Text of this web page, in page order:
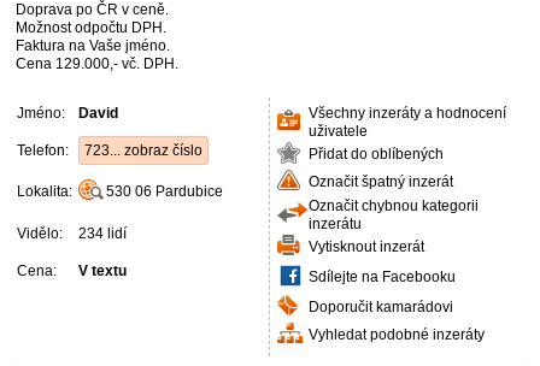
Doprava po ČR v ceně.
Možnost odpočtu DPH.
Faktura na Vaše jméno.
Cena 129.000,- vč. DPH.
Jméno: David
Telefon: 723... zobraz číslo
Lokalita: 530 06 Pardubice
Vidělo: 234 lidí
Cena: V textu
Všechny inzeráty a hodnocení
uživatele
Přidat do oblíbených
Označit špatný inzerát
Označit chybnou kategorii
inzerátu
Vytisknout inzerát
Sdílejte na Facebooku
Doporučit kamarádovi
Vyhledat podobné inzeráty